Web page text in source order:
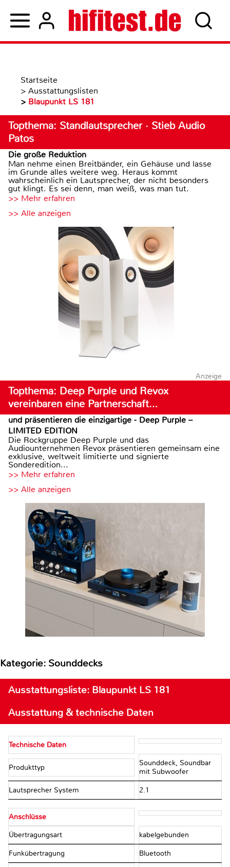
Startseite
> Ausstattungslisten
> Blaupunkt LS 181
Topthema: Standlautsprecher · Stieb Audio
Patos
Die große Reduktion
Man nehme einen Breitbänder, ein Gehäuse und lasse
im Grunde alles weitere weg. Heraus kommt
wahrscheinlich ein Lautsprecher, der nicht besonders
gut klingt. Es sei denn, man weiß, was man tut.
>> Mehr erfahren
>> Alle anzeigen
Anzeige
Topthema: Deep Purple und Revox
vereinbaren eine Partnerschaft…
und präsentieren die einzigartige - Deep Purple –
LIMITED EDITION
Die Rockgruppe Deep Purple und das
Audiounternehmen Revox präsentieren gemeinsam eine
exklusive, weltweit limitierte und signierte
Sonderedition...
>> Mehr erfahren
>> Alle anzeigen
Kategorie: Sounddecks
Ausstattungsliste: Blaupunkt LS 181
Ausstattung & technische Daten
Technische Daten
Produkttyp
Sounddeck, Soundbar
mit Subwoofer
Lautsprecher System 2.1
Anschlüsse
Übertragungsart kabelgebunden
Funkübertragung Bluetooth